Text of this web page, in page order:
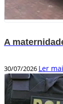
A
30/07/2026 Ler